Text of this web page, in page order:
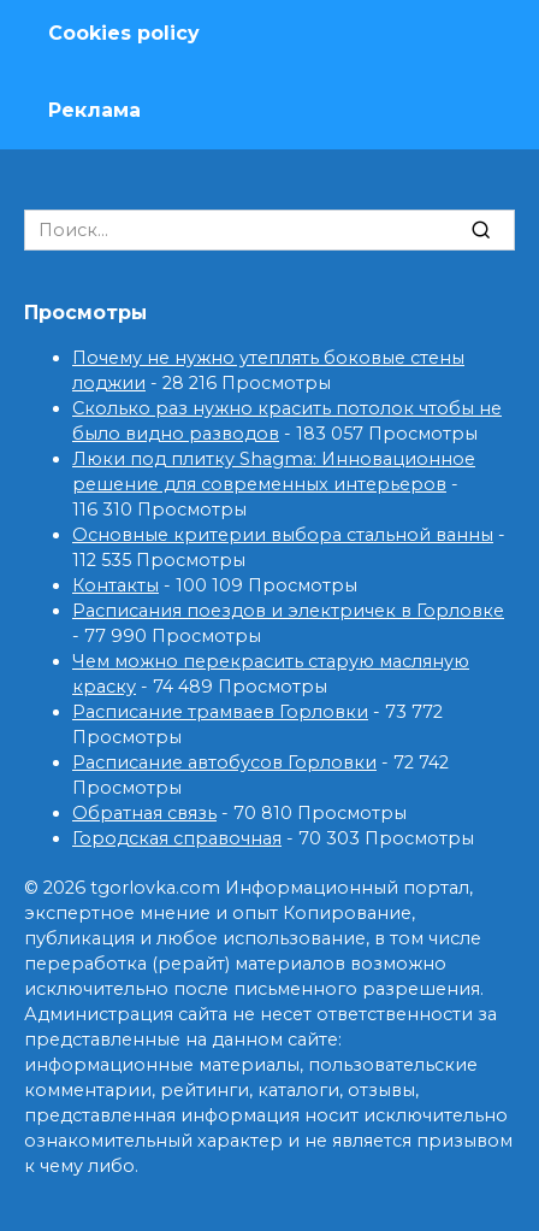
Cookies policy
Реклама
Search
for:
Просмотры
Почему не нужно утеплять боковые стены
лоджии - 28 216 Просмотры
Сколько раз нужно красить потолок чтобы не
было видно разводов - 183 057 Просмотры
Люки под плитку Shagma: Инновационное
решение для современных интерьеров -
116 310 Просмотры
Основные критерии выбора стальной ванны -
112 535 Просмотры
Контакты - 100 109 Просмотры
Расписания поездов и электричек в Горловке
- 77 990 Просмотры
Чем можно перекрасить старую масляную
краску - 74 489 Просмотры
Расписание трамваев Горловки - 73 772
Просмотры
Расписание автобусов Горловки - 72 742
Просмотры
Обратная связь - 70 810 Просмотры
Городская справочная - 70 303 Просмотры
© 2026 tgorlovka.com Информационный портал,
экспертное мнение и опыт Копирование,
публикация и любое использование, в том числе
переработка (рерайт) материалов возможно
исключительно после письменного разрешения.
Администрация сайта не несет ответственности за
представленные на данном сайте:
информационные материалы, пользовательские
комментарии, рейтинги, каталоги, отзывы,
представленная информация носит исключительно
ознакомительный характер и не является призывом
к чему либо.